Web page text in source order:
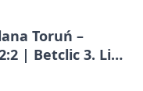
Toruń –
| Betclic 3. Liga